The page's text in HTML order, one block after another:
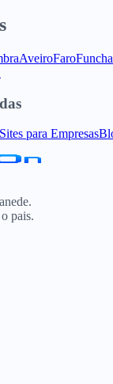
AveiroFaro
Sites para Empresas
pais.